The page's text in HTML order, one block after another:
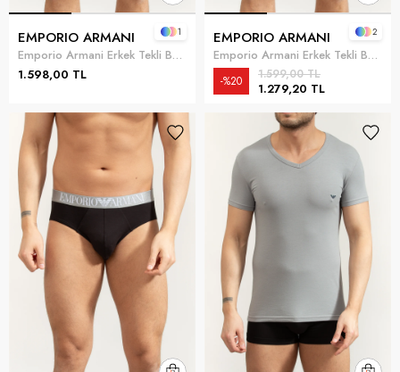
EMPORIO ARMANI
Emporio Armani Erkek Tekli Boxer Mavi
1.598,00 TL
1 EMPORIO ARMANI
Emporio Armani Erkek Tekli Boxer Lacivert
1.279,20 TL
1.599,00 TL
%20
2